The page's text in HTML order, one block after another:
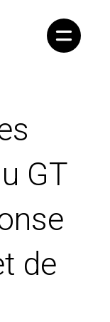
GT
de